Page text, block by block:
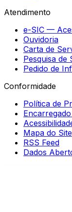
Atendimento
e-SIC —
Ouvidoria
Carta de
Pesquisa de
Pedido de
Conformidade
Política de
Mapa do Site
RSS Feed
Dados